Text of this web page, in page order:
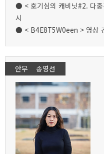
● < 호기심의 캐비닛#2. 다중
시
● < B4E8T5W0een > 영상
안무 송영선